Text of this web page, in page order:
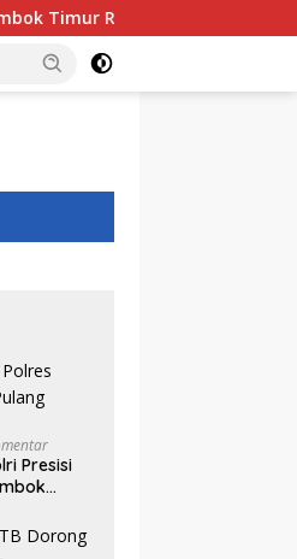
Predikat A, Tertinggi di NTB
Presisi